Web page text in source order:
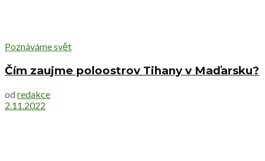
Poznáváme svět
Čím zaujme poloostrov Tihany v Maďarsku?
od redakce
2.11.2022